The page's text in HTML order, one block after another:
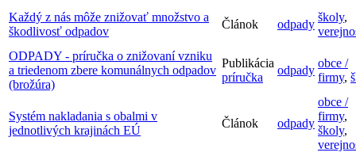
Každý z nás môže znižovať množstvo a
škodlivosť odpadov
Článok odpady
školy,
ODPADY - príručka o znižovaní vzniku
a triedenom zbere komunálnych odpadov
(brožúra)
Publikácia
príručka
odpady
obce /
firmy,
Systém nakladania s obalmi v
jednotlivých krajinách EÚ
Článok odpady
obce /
firmy,
školy,